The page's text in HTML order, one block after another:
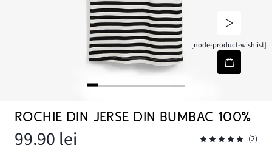
[node-product-wishlist]
ROCHIE DIN JERSE DIN BUMBAC 100%
99,90 lei (2)